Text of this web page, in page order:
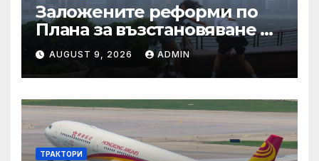
Заложените реформи по
Плана за възстановяване и
устойчивост в част
енергетика са
неизпълними
AUGUST 9, 2026 ADMIN
ТРАКТОРИ